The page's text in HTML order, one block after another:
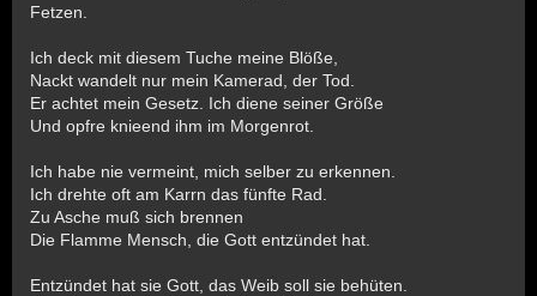
Fetzen.
Ich deck mit diesem Tuche meine Blöße,
Nackt wandelt nur mein Kamerad, der Tod.
Er achtet mein Gesetz. Ich diene seiner Größe
Und opfre knieend ihm im Morgenrot.
Ich habe nie vermeint, mich selber zu erkennen.
Ich drehte oft am Karrn das fünfte Rad.
Zu Asche muß sich brennen
Die Flamme Mensch, die Gott entzündet hat.
Entzündet hat sie Gott, das Weib soll sie behüten.